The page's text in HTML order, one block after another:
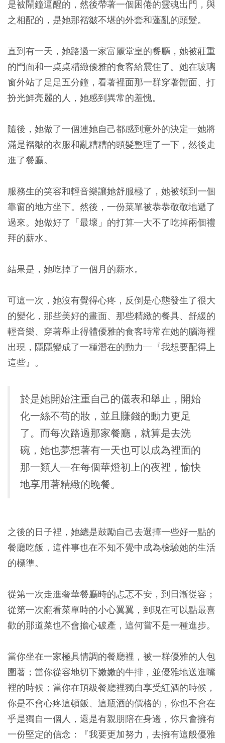
是被鬧鐘逼醒的，然後帶著一個困倦的靈魂出門，與
之相配的，是她那褶皺不堪的外套和蓬亂的頭髮。
直到有一天，她路過一家富麗堂皇的餐廳，她被莊重
的門面和一桌桌精緻優雅的食客給震住了。她在玻璃
窗外站了足足五分鐘，看著裡面那一群穿著體面、打
扮光鮮亮麗的人，她感到異常的羞愧。
隨後，她做了一個連她自己都感到意外的決定─她將
滿是褶皺的衣服和亂糟糟的頭髮整理了一下，然後走
進了餐廳。
服務生的笑容和輕音樂讓她舒服極了，她被領到一個
靠窗的地方坐下。然後，一份菜單被恭恭敬敬地遞了
過來。她做好了「最壞」的打算─大不了吃掉兩個禮
拜的薪水。
結果是，她吃掉了一個月的薪水。
可這一次，她沒有覺得心疼，反倒是心態發生了很大
的變化，那些美好的畫面、那些精緻的餐具、舒緩的
輕音樂、穿著舉止得體優雅的食客時常在她的腦海裡
出現，隱隱變成了一種潛在的動力─『我想要配得上
這些』。
於是她開始注重自己的儀表和舉止，開始
化一絲不苟的妝，並且賺錢的動力更足
了。而每次路過那家餐廳，就算是去洗
碗，她也夢想著有一天也可以成為裡面的
那一類人─在每個華燈初上的夜裡，愉快
地享用著精緻的晚餐。
之後的日子裡，她總是鼓勵自己去選擇一些好一點的
餐廳吃飯，這件事也在不知不覺中成為檢驗她的生活
的標準。
從第一次走進奢華餐廳時的忐忑不安，到日漸從容；
從第一次翻看菜單時的小心翼翼，到現在可以點最喜
歡的那道菜也不會擔心破產，這何嘗不是一種進步。
當你坐在一家極具情調的餐廳裡，被一群優雅的人包
圍著；當你從容地切下嫩嫩的牛排，並優雅地送進嘴
裡的時候；當你在頂級餐廳裡獨自享受紅酒的時候，
你是不會心疼這頓飯、這瓶酒的價格的，你也不會在
乎是獨自一個人，還是有親朋陪在身邊，你只會擁有
一份堅定的信念：『我要更加努力，去擁有這般優雅